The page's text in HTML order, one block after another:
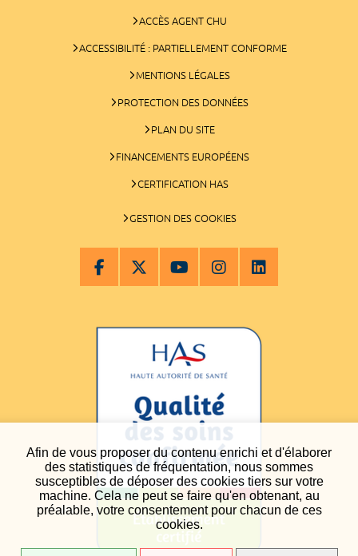
Afin de vous proposer du contenu enrichi et d'élaborer
des statistiques de fréquentation, nous sommes
susceptibles de déposer des cookies tiers sur votre
machine. Cela ne peut se faire qu'en obtenant, au
préalable, votre consentement pour chacun de ces
cookies.
ACCÈS AGENT CHU
ACCESSIBILITÉ : PARTIELLEMENT CONFORME
MENTIONS LÉGALES
PROTECTION DES DONNÉES
PLAN DU SITE
FINANCEMENTS EUROPÉENS
CERTIFICATION HAS
GESTION DES COOKIES